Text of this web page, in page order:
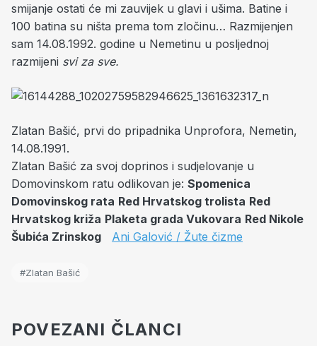
smijanje ostati će mi zauvijek u glavi i ušima. Batine i
100 batina su ništa prema tom zločinu… Razmijenjen
sam 14.08.1992. godine u Nemetinu u posljednoj
razmijeni svi za sve.
Zlatan Bašić, prvi do pripadnika Unprofora, Nemetin,
14.08.1991.
Zlatan Bašić za svoj doprinos i sudjelovanje u
Domovinskom ratu odlikovan je: Spomenica
Domovinskog rata Red Hrvatskog trolista Red
Hrvatskog križa Plaketa grada Vukovara Red Nikole
Šubića Zrinskog
Ani Galović / Žute čizme
#Zlatan Bašić
POVEZANI ČLANCI